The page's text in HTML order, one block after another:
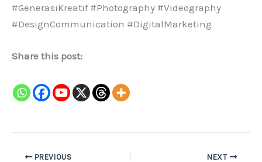
#GenerasiKreatif #Photography #Videography
#DesignCommunication #DigitalMarketing
Share this post:
PREVIOUS NEXT